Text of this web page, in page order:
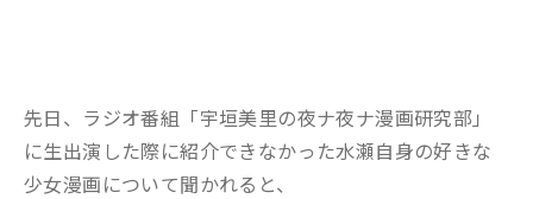
先日、ラジオ番組「宇垣美里の夜ナ夜ナ漫画研究部」
に生出演した際に紹介できなかった水瀬自身の好きな
少女漫画について聞かれると、